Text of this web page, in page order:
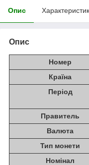
Опис
Опис
Номер
Країна
Період
Правитель
Валюта
Тип монети
Номінал